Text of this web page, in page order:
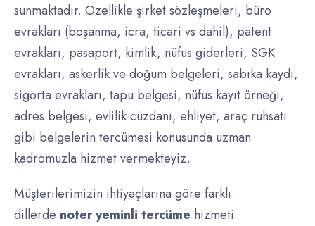
sunmaktadır. Özellikle şirket sözleşmeleri, büro
evrakları (boşanma, icra, ticari vs dahil), patent
evrakları, pasaport, kimlik, nüfus giderleri, SGK
evrakları, askerlik ve doğum belgeleri, sabıka kaydı,
sigorta evrakları, tapu belgesi, nüfus kayıt örneği,
adres belgesi, evlilik cüzdanı, ehliyet, araç ruhsatı
gibi belgelerin tercümesi konusunda uzman
kadromuzla hizmet vermekteyiz.
Müşterilerimizin ihtiyaçlarına göre farklı
dillerde noter yeminli tercüme hizmeti